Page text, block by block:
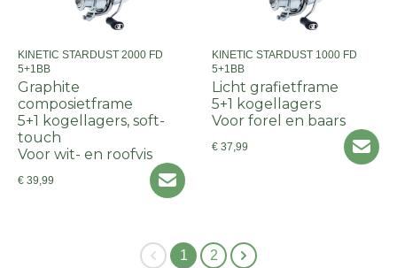
KINETIC STARDUST 2000 FD
5+1BB
Graphite
composietframe
5+1 kogellagers, soft-
touch
Voor wit- en roofvis
€ 39,99
KINETIC STARDUST 1000 FD
5+1BB
Licht grafietframe
5+1 kogellagers
Voor forel en baars
€ 37,99
1 2